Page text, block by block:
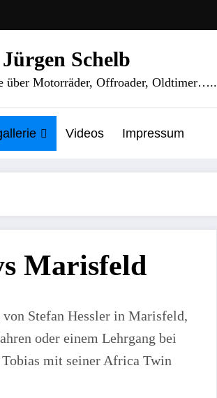
Jürgen Schelb
über Motorräder, Offroader, Oldtimer…..
Videos Impressum
Marisfeld
Stefan Hessler in Marisfeld,
oder einem Lehrgang bei
mit seiner Africa Twin